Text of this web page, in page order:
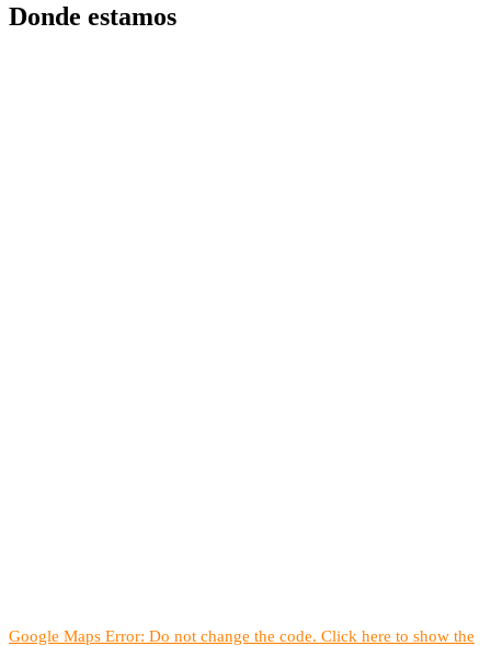
Donde estamos
Google Maps Error: Do not change the code. Click here to show the